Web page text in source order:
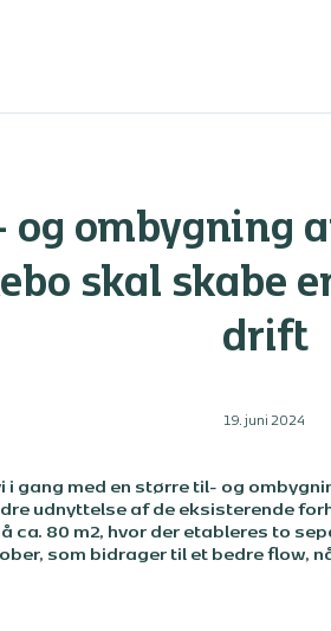
og ombygning
skal skabe
drift
19. juni 2024
i gang med en større til- og
udnyttelse af de eksisterende
ca. 80 m2, hvor der etableres to
som bidrager til et bedre flow,